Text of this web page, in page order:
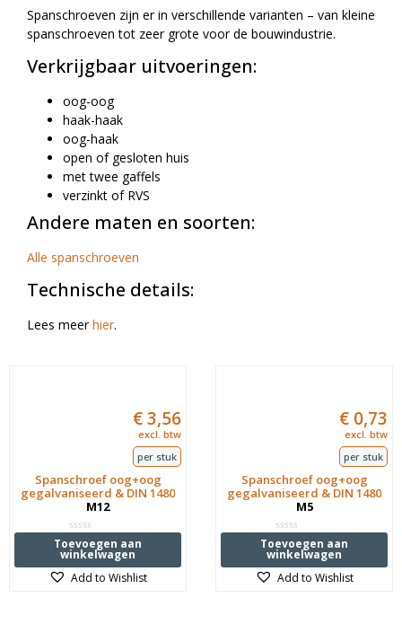
Spanschroeven zijn er in verschillende varianten – van kleine
spanschroeven tot zeer grote voor de bouwindustrie.
Verkrijgbaar uitvoeringen:
oog-oog
haak-haak
oog-haak
open of gesloten huis
met twee gaffels
verzinkt of RVS
Andere maten en soorten:
Alle spanschroeven
Technische details:
Lees meerhier.
Spanschroef oog+oog
gegalvaniseerd & DIN 1480
M12
Waardering
0
uit
5
€3,56
excl. btw
per stuk
Toevoegen aan
winkelwagen
Add to Wishlist
Spanschroef oog+oog
gegalvaniseerd & DIN 1480
M5
Waardering
0
uit
5
€ 0,73
excl. btw
per stuk
Toevoegen aan
winkelwagen
Add to Wishlist